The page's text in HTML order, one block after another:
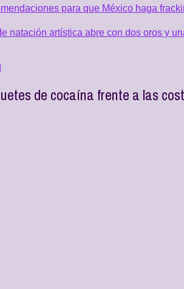
para que México haga
natación artística abre con dos oros y
de cocaína frente a las